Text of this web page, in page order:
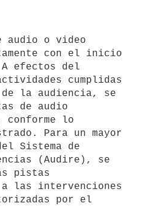
con el inicio
efectos del
cumplidas
la audiencia, se
de audio
conforme lo
Para un mayor
Sistema de
(Audire), se
pistas
a las intervenciones
por el